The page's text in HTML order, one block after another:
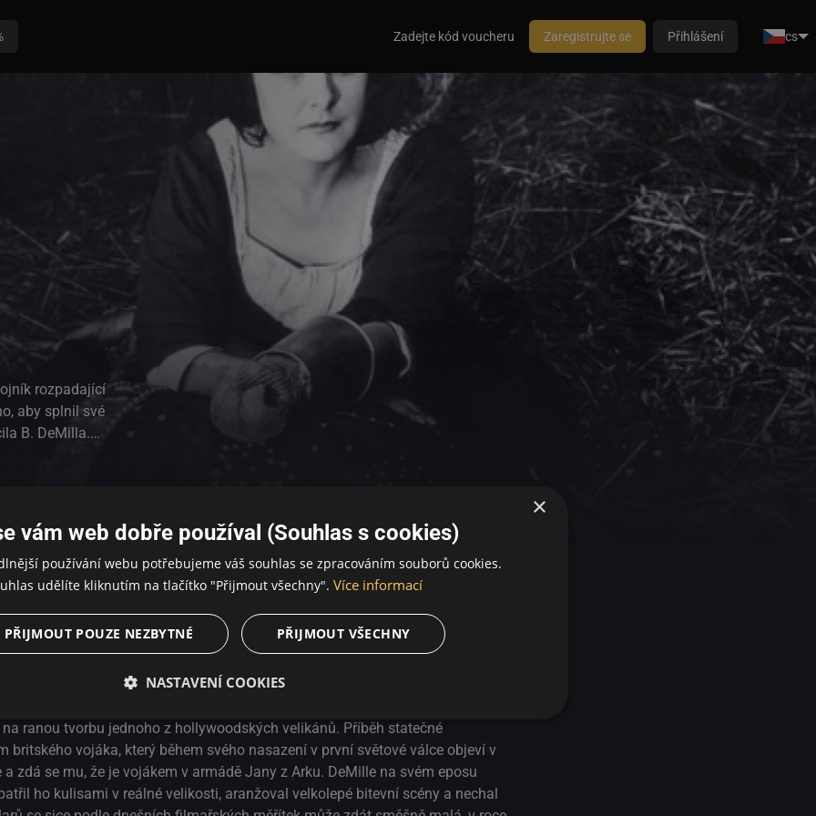
Zadejte kód voucheru Zaregistrujte se Přihlášení cs
rozpadající
aby splnil své
B. DeMilla.
které
britského
válce objeví
a zdá se mu,
svém eposu
ho kulisami
a nechal
se sice podle
malá, v roce
epického
rozpadající se meč Jany z Arku, ta se mu zjeví a inspiruje ho, aby splnil své
B. DeMilla.
orleánské, je jedním z nejlepších děl režiséra Cecila B. DeMilla, které
ranou tvorbu jednoho z hollywoodských velikánů. Příběh statečné
britského vojáka, který během svého nasazení v první světové válce objeví v
zdá se mu, že je vojákem v armádě Jany z Arku. DeMille na svém eposu
ho kulisami v reálné velikosti, aranžoval velkolepé bitevní scény a nechal
×
vám web dobře používal (Souhlas s cookies)
používání webu potřebujeme váš souhlas se zpracováním souborů cookies.
udělíte kliknutím na tlačítko "Přijmout všechny". Více informací
PŘIJMOUT VŠECHNY
PŘIJMOUT POUZE NEZBYTNÉ
NASTAVENÍ COOKIES